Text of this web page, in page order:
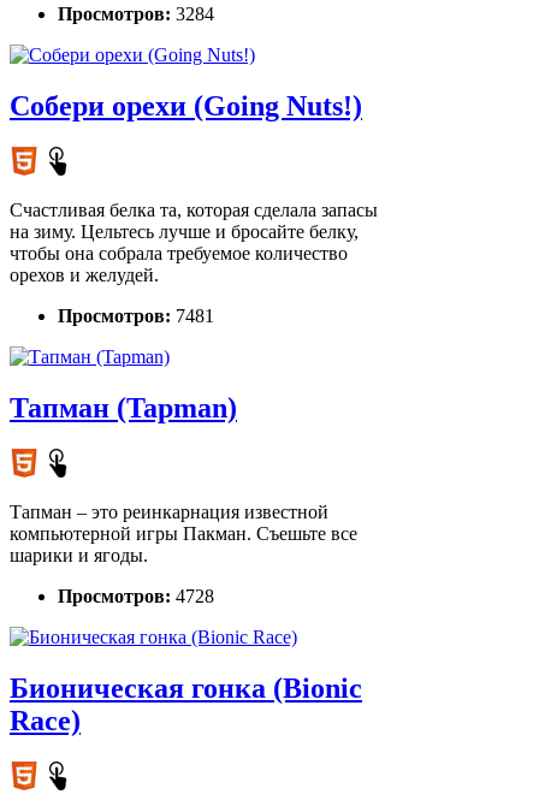
Просмотров: 3284
Собери орехи (Going Nuts!)
Счастливая белка та, которая сделала запасы
на зиму. Цельтесь лучше и бросайте белку,
чтобы она собрала требуемое количество
орехов и желудей.
Просмотров: 7481
Тапман (Tapman)
Тапман – это реинкарнация известной
компьютерной игры Пакман. Съешьте все
шарики и ягоды.
Просмотров: 4728
Бионическая гонка (Bionic
Race)